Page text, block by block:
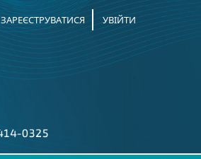
ЗАРЕЄСТРУВАТИСЯ УВІЙТИ